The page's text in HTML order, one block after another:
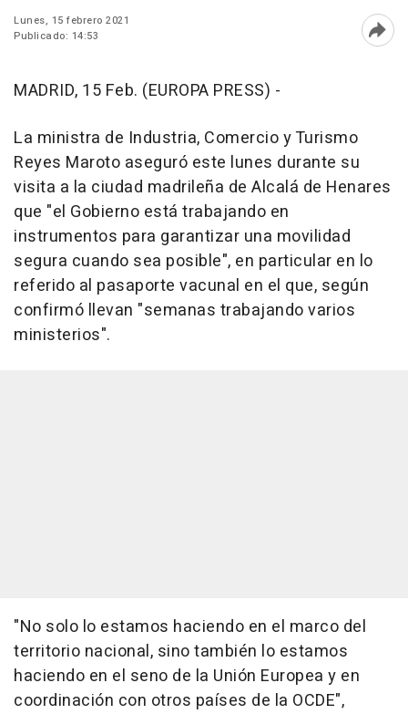
Lunes, 15 febrero 2021
Publicado: 14:53
MADRID, 15 Feb. (EUROPA PRESS) -
La ministra de Industria, Comercio y Turismo
Reyes Maroto aseguró este lunes durante su
visita a la ciudad madrileña de Alcalá de Henares
que "el Gobierno está trabajando en
instrumentos para garantizar una movilidad
segura cuando sea posible", en particular en lo
referido al pasaporte vacunal en el que, según
confirmó llevan "semanas trabajando varios
ministerios".
"No solo lo estamos haciendo en el marco del
territorio nacional, sino también lo estamos
haciendo en el seno de la Unión Europea y en
coordinación con otros países de la OCDE",